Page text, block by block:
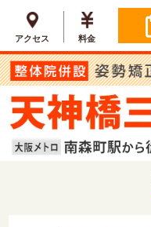
アクセス 料金